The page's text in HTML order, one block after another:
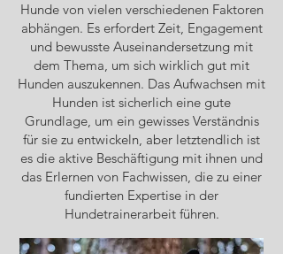
Hunde von vielen verschiedenen Faktoren
abhängen. Es erfordert Zeit, Engagement
und bewusste Auseinandersetzung mit
dem Thema, um sich wirklich gut mit
Hunden auszukennen. Das Aufwachsen mit
Hunden ist sicherlich eine gute
Grundlage, um ein gewisses Verständnis
für sie zu entwickeln, aber letztendlich ist
es die aktive Beschäftigung mit ihnen und
das Erlernen von Fachwissen, die zu einer
fundierten Expertise in der
Hundetrainerarbeit führen.